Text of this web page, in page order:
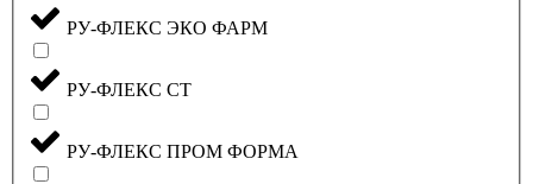
РУ-ФЛЕКС ЭКО ФАРМ
РУ-ФЛЕКС СТ
РУ-ФЛЕКС ПРОМ ФОРМА